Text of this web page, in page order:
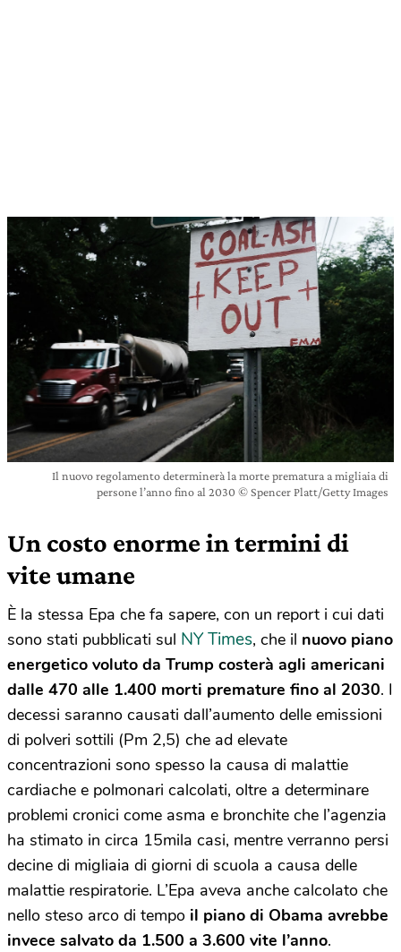
Il nuovo regolamento determinerà la morte prematura a migliaia di
persone l’anno fino al 2030 © Spencer Platt/Getty Images
Un costo enorme in termini di
vite umane
È la stessa Epa che fa sapere, con un report i cui dati
sono stati pubblicati sul NY Times, che il nuovo piano
energetico voluto da Trump costerà agli americani
dalle 470 alle 1.400 morti premature fino al 2030. I
decessi saranno causati dall’aumento delle emissioni
di polveri sottili (Pm 2,5) che ad elevate
concentrazioni sono spesso la causa di malattie
cardiache e polmonari calcolati, oltre a determinare
problemi cronici come asma e bronchite che l’agenzia
ha stimato in circa 15mila casi, mentre verranno persi
decine di migliaia di giorni di scuola a causa delle
malattie respiratorie. L’Epa aveva anche calcolato che
nello steso arco di tempo il piano di Obama avrebbe
invece salvato da 1.500 a 3.600 vite l’anno.